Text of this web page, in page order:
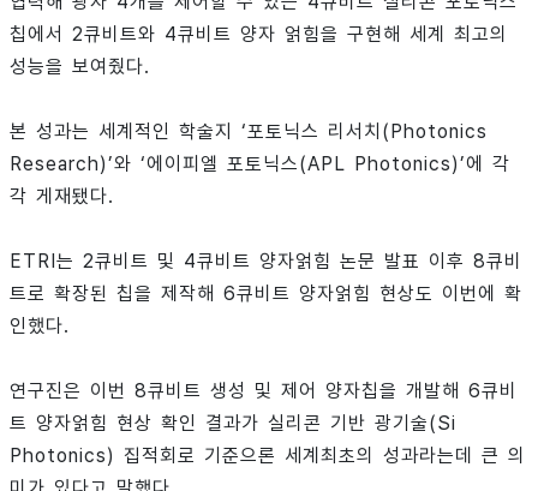
칩에서 2큐비트와 4큐비트 양자 얽힘을 구현해 세계 최고의
성능을 보여줬다.
본 성과는 세계적인 학술지 ‘포토닉스 리서치(Photonics
Research)’와 ‘에이피엘 포토닉스(APL Photonics)’에 각
각 게재됐다.
ETRI는 2큐비트 및 4큐비트 양자얽힘 논문 발표 이후 8큐비
트로 확장된 칩을 제작해 6큐비트 양자얽힘 현상도 이번에 확
인했다.
연구진은 이번 8큐비트 생성 및 제어 양자칩을 개발해 6큐비
트 양자얽힘 현상 확인 결과가 실리콘 기반 광기술(Si
Photonics) 집적회로 기준으론 세계최초의 성과라는데 큰 의